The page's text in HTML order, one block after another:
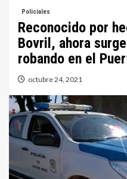
Policiales
Reconocido por
Bovril, ahora
robando en el
octubre 24, 2021